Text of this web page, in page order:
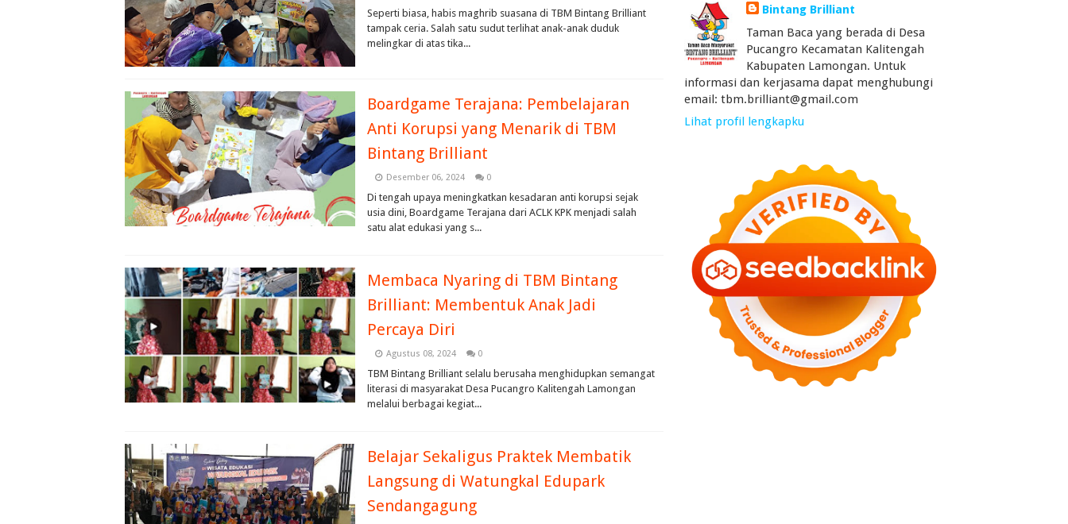
Seperti biasa, habis maghrib suasana di TBM Bintang Brilliant
tampak ceria. Salah satu sudut terlihat anak-anak duduk
melingkar di atas tika...
Boardgame Terajana: Pembelajaran
Anti Korupsi yang Menarik di TBM
Bintang Brilliant
Desember 06, 2024 0
Di tengah upaya meningkatkan kesadaran anti korupsi sejak
usia dini, Boardgame Terajana dari ACLK KPK menjadi salah
satu alat edukasi yang s...
Membaca Nyaring di TBM Bintang
Brilliant: Membentuk Anak Jadi
Percaya Diri
Agustus 08, 2024 0
TBM Bintang Brilliant selalu berusaha menghidupkan semangat
literasi di masyarakat Desa Pucangro Kalitengah Lamongan
melalui berbagai kegiat...
Belajar Sekaligus Praktek Membatik
Langsung di Watungkal Edupark
Sendangagung
Bintang Brilliant
Taman Baca yang berada di Desa
Pucangro Kecamatan Kalitengah
Kabupaten Lamongan. Untuk
informasi dan kerjasama dapat menghubungi
email: tbm.brilliant@gmail.com
Lihat profil lengkapku